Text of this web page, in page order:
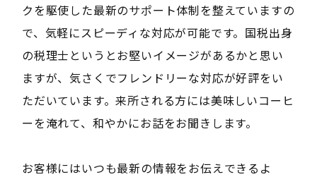
クを駆使した最新のサポート体制を整えていますの
で、気軽にスピーディな対応が可能です。国税出身
の税理士というとお堅いイメージがあるかと思い
ますが、気さくでフレンドリーな対応が好評をい
ただいています。来所される方には美味しいコーヒ
ーを淹れて、和やかにお話をお聞きします。
お客様にはいつも最新の情報をお伝えできるよ